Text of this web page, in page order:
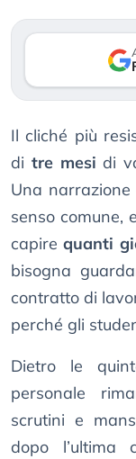
Il cliché più
di tre mesi di
Una
senso comune,
capirequanti
bisogna
contratto di
perché gli
Dietro le
personale
scrutini e
dopo l’ultima